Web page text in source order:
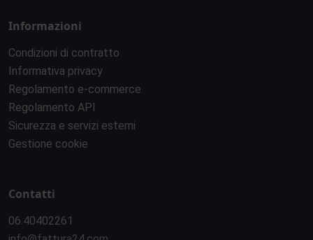
Informazioni
Condizioni di contratto
Informativa privacy
Regolamento e-commerce
Regolamento API
Sicurezza e servizi esterni
Gestione cookie
Contatti
06.40402261